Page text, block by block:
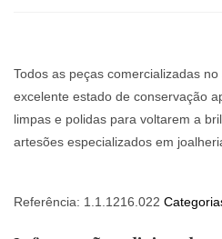
Todos as peças comercializadas
excelente estado de conservação
limpas e polidas para voltarem a
artesões especializados em
Referência: 1.1.1216.022